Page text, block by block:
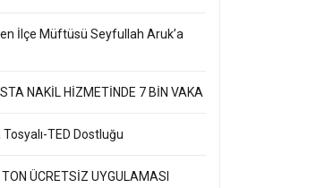
İlçe Müftüsü Seyfullah Aruk’a
NAKİL HİZMETİNDE 7 BİN VAKA
TED Dostluğu
TON ÜCRETSİZ UYGULAMASI